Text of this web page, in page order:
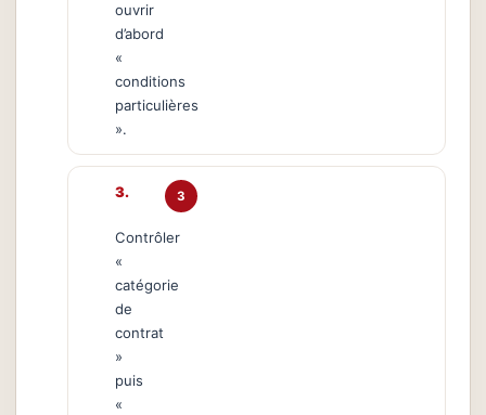
ouvrir
d’abord
«
conditions
particulières
».
3
Contrôler
«
catégorie
de
contrat
»
puis
«